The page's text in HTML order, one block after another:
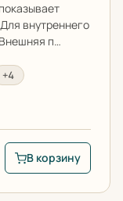
внутреннего
п…
+4
В корзину:
В корзину